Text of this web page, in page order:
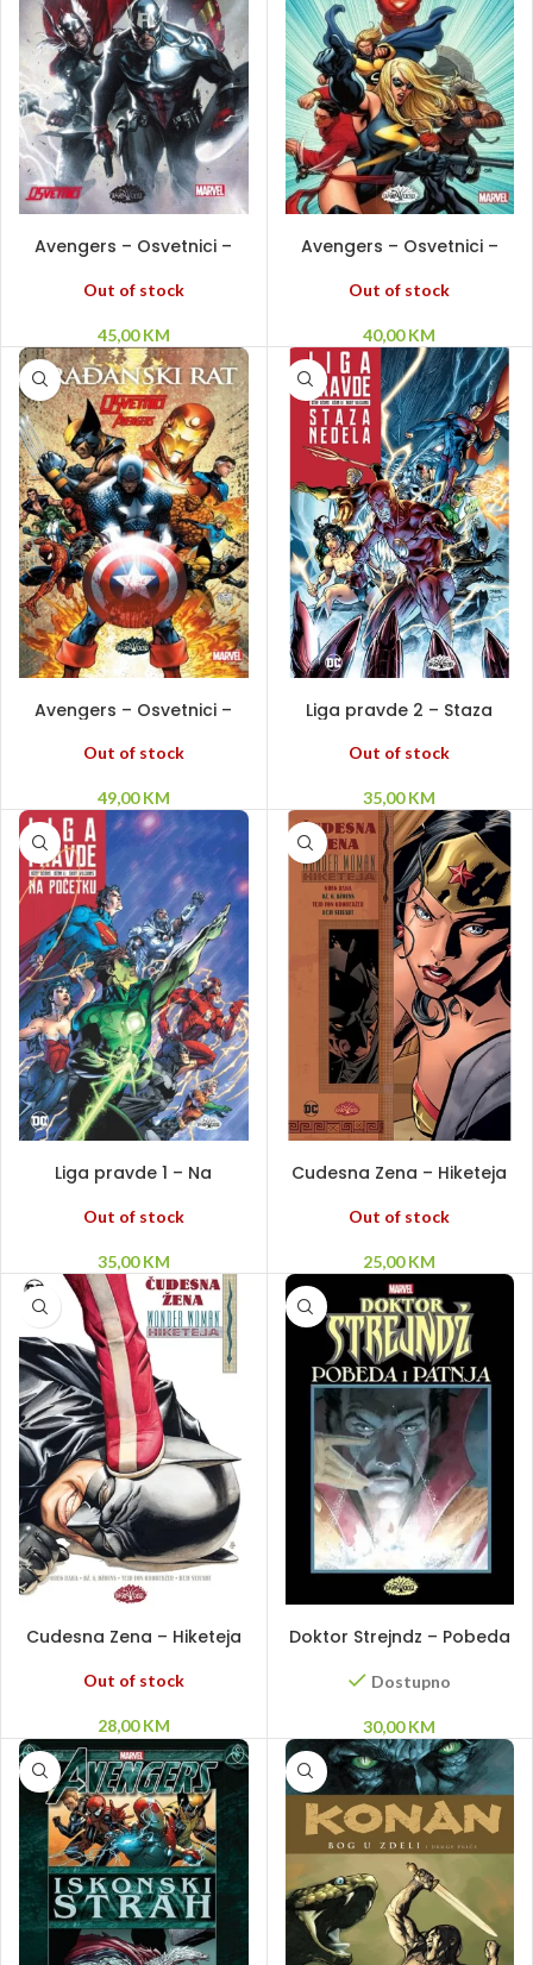
Avengers – Osvetnici –
Tajna invazija HC
Out of stock
45,00KM
Avengers – Osvetnici –
Ultron napada HC
Out of stock
40,00KM
Avengers – Osvetnici –
Out of stock
49,00KM
Liga pravde 2 – Staza
Out of stock
35,00KM
Liga pravde 1 – Na
Out of stock
35,00KM
Cudesna Zena – Hiketeja
Out of stock
25,00KM
Cudesna Zena – Hiketeja
Out of stock
28,00KM
Doktor Strejndz – Pobeda
i patnja HC
Dostupno
30,00KM